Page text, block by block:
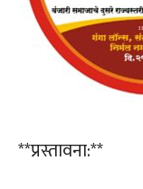
**प्रस्तावना:**